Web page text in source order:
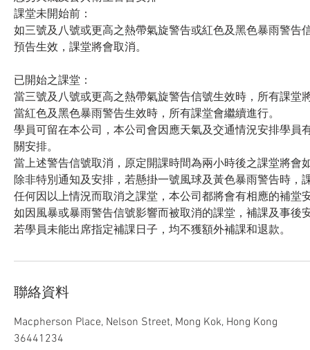
課堂未開始前：
如三號及八號或更高之熱帶氣旋警告或紅色及黑色暴雨警告
預告生效，課堂將會取消。
已開始之課堂：
當三號及八號或更高之熱帶氣旋警告信號生效時，所有課堂
當紅色及黑色暴雨警告生效時，所有課堂會繼續進行。
學員可留在本公司，本公司會因應天氣及交通情況安排學員
關安排。
當上述警告信號取消，原定開課時間為兩小時後之課堂將會
除非特別通知及安排，若懸掛一號風球及黃色暴雨警告時，
任何因以上情況而取消之課堂，本公司都將會有相應的補堂
如因風暴或暴雨警告信號影響而被取消的課堂，補課及事後
若學員未能出席指定補課日子，均不獲額外補課和退款。
聯絡資料
Macpherson Place, Nelson Street, Mong Kok, Hong Kong
36441234